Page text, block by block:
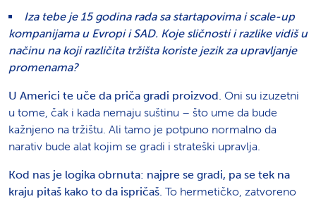
Iza tebe je 15 godina rada sa startapovima i scale-up
kompanijama u Evropi i SAD. Koje sličnosti i razlike vidiš u
načinu na koji različita tržišta koriste jezik za upravljanje
promenama?
U Americi te uče da priča gradi proizvod. Oni su izuzetni
u tome, čak i kada nemaju suštinu – što ume da bude
kažnjeno na tržištu. Ali tamo je potpuno normalno da
narativ bude alat kojim se gradi i strateški upravlja.
Kod nas je logika obrnuta: najpre se gradi, pa se tek na
kraju pitaš kako to da ispričaš. To hermetičko, zatvoreno